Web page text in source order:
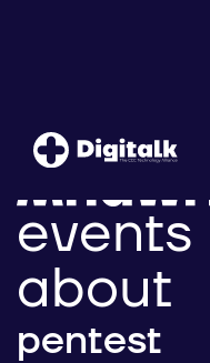
events
about
pentest